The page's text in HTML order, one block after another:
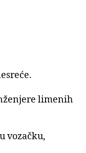
limenih
vozačku,